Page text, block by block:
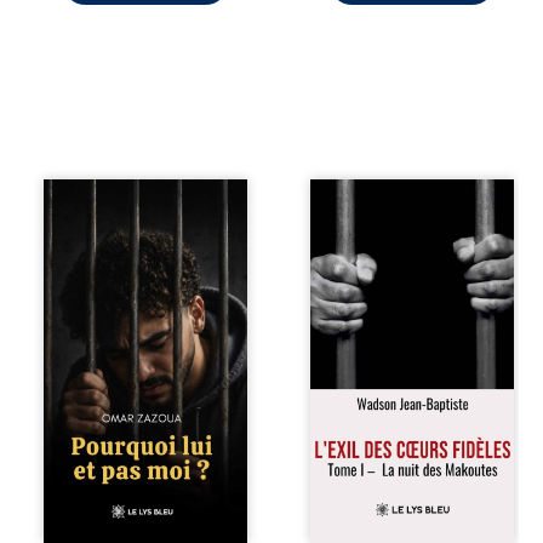
Pourquoi lui et pas
moi ? raconte le
parcours de
l’auteur marqué
par les mauvais
choix, la chute et
l’épreuve de
l’enfermement.
Mais il dévoile
également les
espoirs qui lui ont
permis de ne pas
renoncer. Au-delà
d’une histoire
témoignage
« Une nuit suffit
parfois pour briser
une famille… mais
certaines fidélités
traversent les
années. » Haïti,
sous la dictature
des Duvalier. La
peur s’étend
jusque dans les
villages les plus
reculés. À Bainet,
Jean-Joël Joli
mène une
avec sa famille.